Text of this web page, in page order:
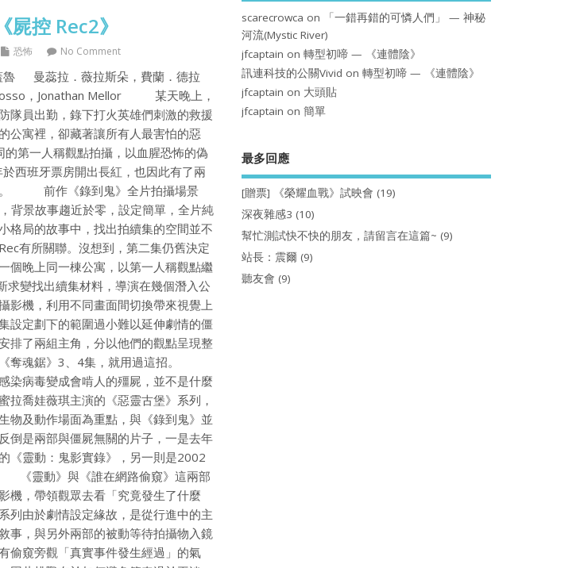
控 Rec2》
恐怖 No Comment
蕊拉．薇拉斯朵，費蘭．德拉
，Jonathan Mellor 某天晚上，
隊員出勤，錄下打火英雄們刺激的救援
公寓裡，卻藏著讓所有人最害怕的惡
的第一人稱觀點拍攝，以血腥恐怖的偽
西班牙票房開出長紅，也因此有了兩
。 前作《錄到鬼》全片拍攝場景
背景故事趨近於零，設定簡單，全片純
格局的故事中，找出拍續集的空間並不
有所關聯。沒想到，第二集仍舊決定
個晚上同一棟公寓，以第一人稱觀點繼
找出續集材料，導演在幾個潛入公
影機，利用不同畫面間切換帶來視覺上
設定劃下的範圍過小難以延伸劇情的僵
排了兩組主角，分以他們的觀點呈現整
《奪魂鋸》3、4集，就用過這招。
染病毒變成會啃人的殭屍，並不是什麼
拉喬娃薇琪主演的《惡靈古堡》系列，
物及動作場面為重點，與《錄到鬼》並
倒是兩部與僵屍無關的片子，一是去年
《靈動：鬼影實錄》，另一則是2002
靈動》與《誰在網路偷窺》這兩部
機，帶領觀眾去看「究竟發生了什麼
列由於劇情設定緣故，是從行進中的主
事，與另外兩部的被動等待拍攝物入鏡
偷窺旁觀「真實事件發生經過」的氣
scarecrowca on
「一錯再錯的可憐人們」 — 神秘
河流(Mystic River)
jfcaptain on轉型初啼 — 《連體陰》
訊連科技的公關Vivid on轉型初啼 — 《連體陰》
jfcaptain on 大頭貼
jfcaptain on簡單
最多回應
[贈票] 《榮耀血戰》試映會 (19)
深夜雜感3 (10)
幫忙測試快不快的朋友，請留言在這篇~ (9)
站長：震爾 (9)
聽友會 (9)